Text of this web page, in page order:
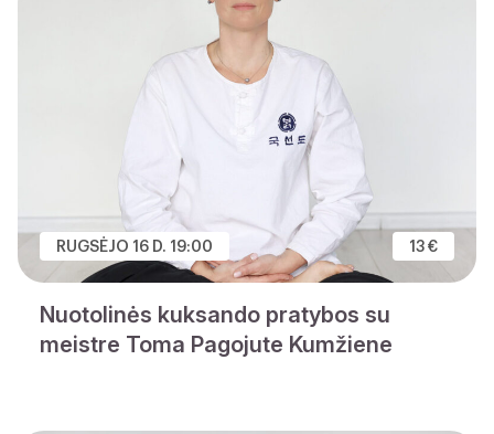
RUGSĖJO 16 D. 19:00 13 €
Nuotolinės kuksando pratybos su
meistre Toma Pagojute Kumžiene